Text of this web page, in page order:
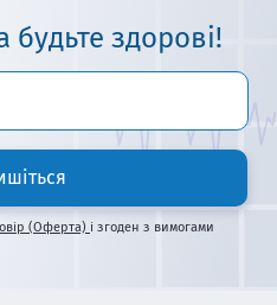
будьте здорові!
(Оферта) і згоден з вимогами